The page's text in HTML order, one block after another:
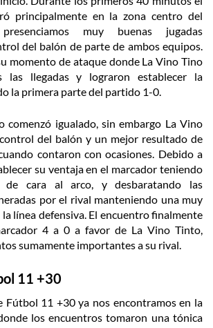
principalmente en la zona centro del
muy buenas jugadas
del balón de parte de ambos equipos.
momento de ataque donde La Vino Tino
las llegadas y lograron establecer la
la primera parte del partido 1-0.
comenzó igualado, sin embargo La Vino
del balón y un mejor resultado de
contaron con ocasiones. Debido a
su ventaja en el marcador teniendo
de cara al arco, y desbaratando las
por el rival manteniendo una muy
línea defensiva. El encuentro finalmente
4 a 0 a favor de La Vino Tinto,
sumamente importantes a su rival.
11 +30
Fútbol 11 +30 ya nos encontramos en la
los encuentros tomaron una tónica